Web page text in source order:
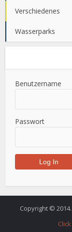
Verschiedenes
Wasserparks
Benutzername
Passwort
Copyright ©